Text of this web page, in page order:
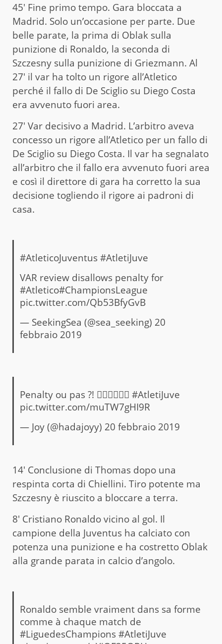
45′ Fine primo tempo. Gara bloccata a
Madrid. Solo un’occasione per parte. Due
belle parate, la prima di Oblak sulla
punizione di Ronaldo, la seconda di
Szczesny sulla punizione di Griezmann. Al
27′ il var ha tolto un rigore all’Atletico
perché il fallo di De Sciglio su Diego Costa
era avvenuto fuori area.
27′ Var decisivo a Madrid. L’arbitro aveva
concesso un rigore all’Atletico per un fallo di
De Sciglio su Diego Costa. Il var ha segnalato
all’arbitro che il fallo era avvenuto fuori area
e così il direttore di gara ha corretto la sua
decisione togliendo il rigore ai padroni di
casa.
#AtleticoJuventus #AtletiJuve
VAR review disallows penalty for
#Atletico#ChampionsLeague
pic.twitter.com/Qb53BfyGvB
— SeekingSea (@sea_seeking) 20
febbraio 2019
Penalty ou pas ?! 🏃🏾‍♀️🤷🏽‍♀️ #AtletiJuve
pic.twitter.com/muTW7gHI9R
— Joy (@hadajoyy) 20 febbraio 2019
14′ Conclusione di Thomas dopo una
respinta corta di Chiellini. Tiro potente ma
Szczesny è riuscito a bloccare a terra.
8′ Cristiano Ronaldo vicino al gol. Il
campione della Juventus ha calciato con
potenza una punizione e ha costretto Oblak
alla grande parata in calcio d’angolo.
Ronaldo semble vraiment dans sa forme
comme à chaque match de
#LiguedesChampions #AtletiJuve